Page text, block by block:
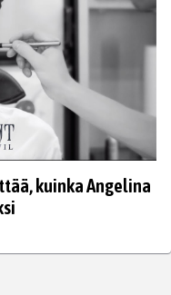
kuinka Angelina